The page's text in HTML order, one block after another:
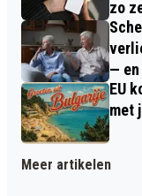
zo
—
EU
met
Meer artikelen